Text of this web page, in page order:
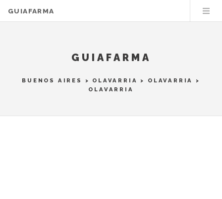
GUIAFARMA
GUIAFARMA
BUENOS AIRES > OLAVARRIA > OLAVARRIA
>
OLAVARRIA